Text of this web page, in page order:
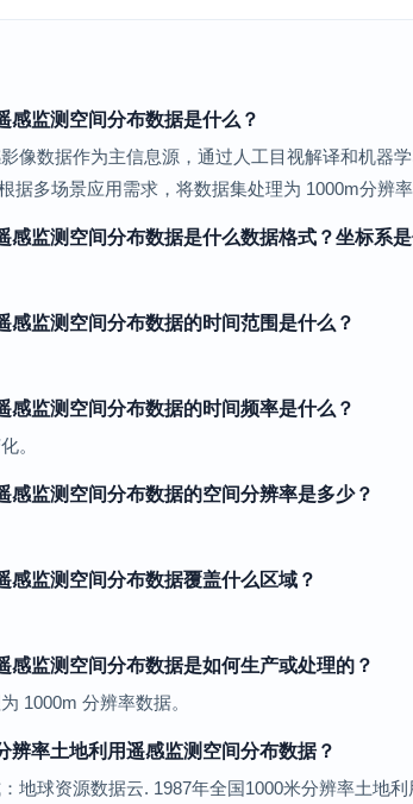
感监测空间分布数据是什么？
像数据作为主信息源，通过人工目视解译和机器
据多场景应用需求，将数据集处理为 1000m分辨率
监测空间分布数据是什么数据格式？坐标系是
监测空间分布数据的时间范围是什么？
监测空间分布数据的时间频率是什么？
。
监测空间分布数据的空间分辨率是多少？
监测空间分布数据覆盖什么区域？
监测空间分布数据是如何生产或处理的？
1000m 分辨率数据。
率土地利用遥感监测空间分布数据？
地球资源数据云. 1987年全国1000米分辨率土地